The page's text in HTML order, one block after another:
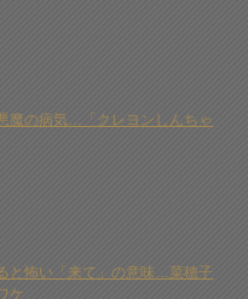
魔の病気…「クレヨンしんちゃ
と怖い「来て」の意味…菜穂子
ケ